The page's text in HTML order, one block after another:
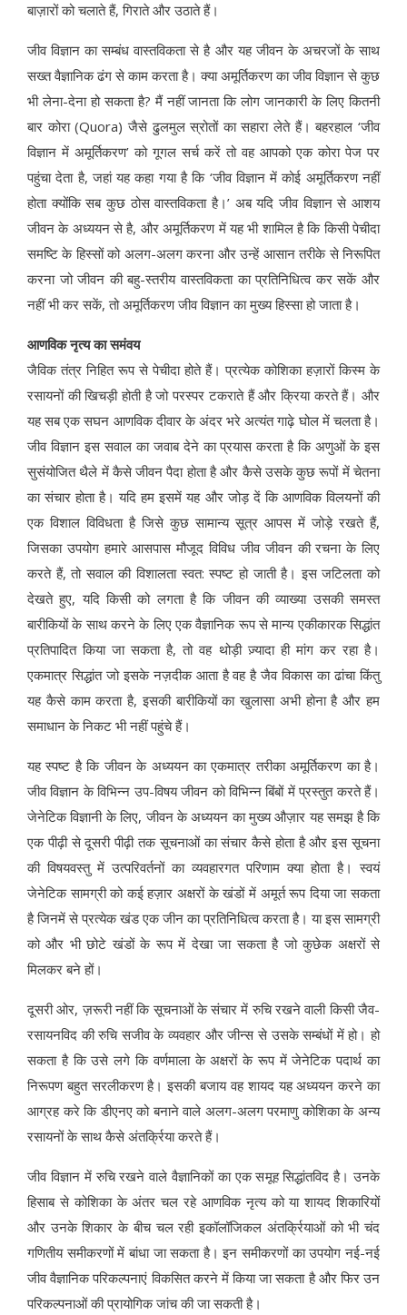
बाज़ारों को चलाते हैं, गिराते और उठाते हैं।
जीव विज्ञान का सम्बंध वास्तविकता से है और यह जीवन के अचरजों के साथ
सख्त वैज्ञानिक ढंग से काम करता है। क्या अमूर्तिकरण का जीव विज्ञान से कुछ
भी लेना-देना हो सकता है? मैं नहीं जानता कि लोग जानकारी के लिए कितनी
बार कोरा (Quora) जैसे ढुलमुल स्रोतों का सहारा लेते हैं। बहरहाल ‘जीव
विज्ञान में अमूर्तिकरण’ को गूगल सर्च करें तो वह आपको एक कोरा पेज पर
पहुंचा देता है, जहां यह कहा गया है कि ‘जीव विज्ञान में कोई अमूर्तिकरण नहीं
होता क्योंकि सब कुछ ठोस वास्तविकता है।’ अब यदि जीव विज्ञान से आशय
जीवन के अध्ययन से है, और अमूर्तिकरण में यह भी शामिल है कि किसी पेचीदा
समष्टि के हिस्सों को अलग-अलग करना और उन्हें आसान तरीके से निरूपित
करना जो जीवन की बहु-स्तरीय वास्तविकता का प्रतिनिधित्व कर सकें और
नहीं भी कर सकें, तो अमूर्तिकरण जीव विज्ञान का मुख्य हिस्सा हो जाता है।
आणविक नृत्य का समंवय
जैविक तंत्र निहित रूप से पेचीदा होते हैं। प्रत्येक कोशिका हज़ारों किस्म के
रसायनों की खिचड़ी होती है जो परस्पर टकराते हैं और क्रिया करते हैं। और
यह सब एक सघन आणविक दीवार के अंदर भरे अत्यंत गाढ़े घोल में चलता है।
जीव विज्ञान इस सवाल का जवाब देने का प्रयास करता है कि अणुओं के इस
सुसंयोजित थैले में कैसे जीवन पैदा होता है और कैसे उसके कुछ रूपों में चेतना
का संचार होता है। यदि हम इसमें यह और जोड़ दें कि आणविक विलयनों की
एक विशाल विविधता है जिसे कुछ सामान्य सूत्र आपस में जोड़े रखते हैं,
जिसका उपयोग हमारे आसपास मौजूद विविध जीव जीवन की रचना के लिए
करते हैं, तो सवाल की विशालता स्वत: स्पष्ट हो जाती है। इस जटिलता को
देखते हुए, यदि किसी को लगता है कि जीवन की व्याख्या उसकी समस्त
बारीकियों के साथ करने के लिए एक वैज्ञानिक रूप से मान्य एकीकारक सिद्धांत
प्रतिपादित किया जा सकता है, तो वह थोड़ी ज़्यादा ही मांग कर रहा है।
एकमात्र सिद्धांत जो इसके नज़दीक आता है वह है जैव विकास का ढांचा किंतु
यह कैसे काम करता है, इसकी बारीकियों का खुलासा अभी होना है और हम
समाधान के निकट भी नहीं पहुंचे हैं।
यह स्पष्ट है कि जीवन के अध्ययन का एकमात्र तरीका अमूर्तिकरण का है।
जीव विज्ञान के विभिन्न उप-विषय जीवन को विभिन्न बिंबों में प्रस्तुत करते हैं।
जेनेटिक विज्ञानी के लिए, जीवन के अध्ययन का मुख्य औज़ार यह समझ है कि
एक पीढ़ी से दूसरी पीढ़ी तक सूचनाओं का संचार कैसे होता है और इस सूचना
की विषयवस्तु में उत्परिवर्तनों का व्यवहारगत परिणाम क्या होता है। स्वयं
जेनेटिक सामग्री को कई हज़ार अक्षरों के खंडों में अमूर्त रूप दिया जा सकता
है जिनमें से प्रत्येक खंड एक जीन का प्रतिनिधित्व करता है। या इस सामग्री
को और भी छोटे खंडों के रूप में देखा जा सकता है जो कुछेक अक्षरों से
मिलकर बने हों।
दूसरी ओर, ज़रूरी नहीं कि सूचनाओं के संचार में रुचि रखने वाली किसी जैव-
रसायनविद की रुचि सजीव के व्यवहार और जीन्स से उसके सम्बंधों में हो। हो
सकता है कि उसे लगे कि वर्णमाला के अक्षरों के रूप में जेनेटिक पदार्थ का
निरूपण बहुत सरलीकरण है। इसकी बजाय वह शायद यह अध्ययन करने का
आग्रह करे कि डीएनए को बनाने वाले अलग-अलग परमाणु कोशिका के अन्य
रसायनों के साथ कैसे अंतर्क्रिया करते हैं।
जीव विज्ञान में रुचि रखने वाले वैज्ञानिकों का एक समूह सिद्धांतविद है। उनके
हिसाब से कोशिका के अंतर चल रहे आणविक नृत्य को या शायद शिकारियों
और उनके शिकार के बीच चल रही इकॉलॉजिकल अंतर्क्रियाओं को भी चंद
गणितीय समीकरणों में बांधा जा सकता है। इन समीकरणों का उपयोग नई-नई
जीव वैज्ञानिक परिकल्पनाएं विकसित करने में किया जा सकता है और फिर उन
परिकल्पनाओं की प्रायोगिक जांच की जा सकती है।